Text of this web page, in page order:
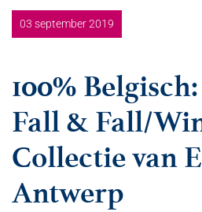
03 september 2019
100%
Fall & Fall/
Collectie van
Antwerp